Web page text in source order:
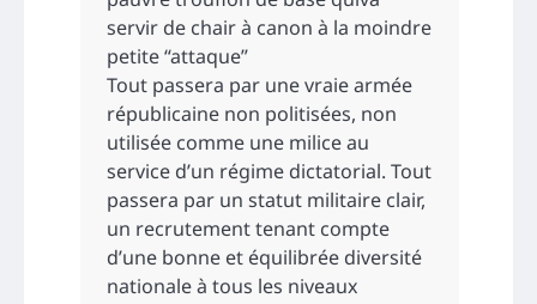
servir de chair à canon à la moindre
petite “attaque”
Tout passera par une vraie armée
républicaine non politisées, non
utilisée comme une milice au
service d’un régime dictatorial. Tout
passera par un statut militaire clair,
un recrutement tenant compte
d’une bonne et équilibrée diversité
nationale à tous les niveaux